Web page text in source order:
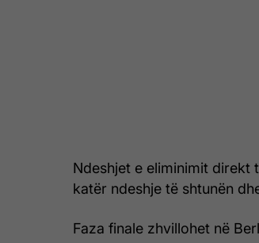
Ndeshjet e eliminimit direkt
katër ndeshje të shtunën
Faza finale zhvillohet në